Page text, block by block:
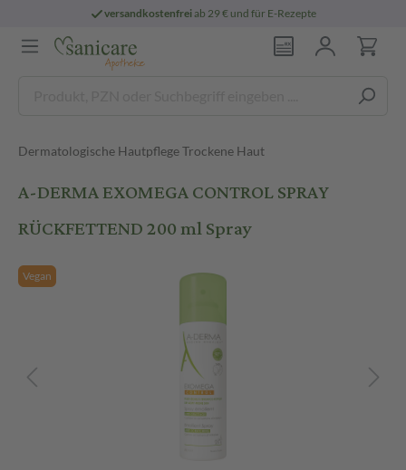
versandkostenfreiab 29 € und für E-Rezepte
Dermatologische Hautpflege Trockene Haut
A-DERMA EXOMEGA CONTROL SPRAY
RÜCKFETTEND 200 ml Spray
Vegan